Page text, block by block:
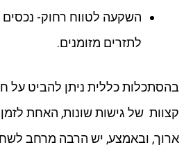
השקעה לטווח רחוק- נכסים
לתזרים מזומנים.
בהסתכלות כללית ניתן להביט על
קצוות של גישות שונות, האחת
ארוך, ובאמצע, יש הרבה מרחב